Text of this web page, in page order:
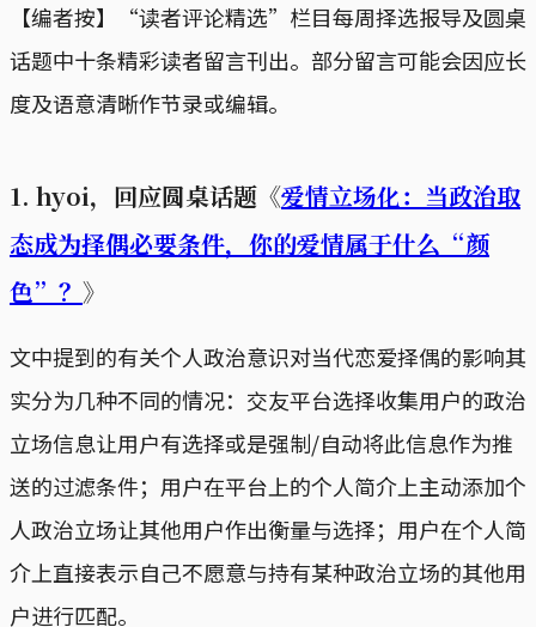
【编者按】“读者评论精选”栏目每周择选报导及圆桌
话题中十条精彩读者留言刊出。部分留言可能会因应长
度及语意清晰作节录或编辑。
1. hyoi，回应圆桌话题《爱情立场化：当政治取
态成为择偶必要条件，你的爱情属于什么“颜
色”？ 》
文中提到的有关个人政治意识对当代恋爱择偶的影响其
实分为几种不同的情况：交友平台选择收集用户的政治
立场信息让用户有选择或是强制/自动将此信息作为推
送的过滤条件；用户在平台上的个人简介上主动添加个
人政治立场让其他用户作出衡量与选择；用户在个人简
介上直接表示自己不愿意与持有某种政治立场的其他用
户进行匹配。